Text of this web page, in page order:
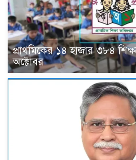
প্রাথমিকের ১৪ হাজার ৩৮৪
অক্টোবর